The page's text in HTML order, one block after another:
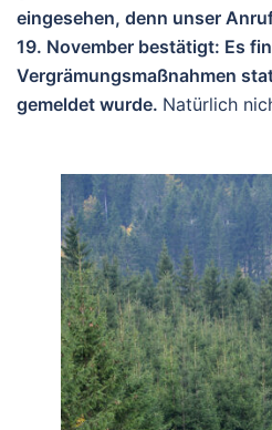
eingesehen, denn unser
19. November bestätigt: Es
Vergrämungsmaßnahmen
gemeldet wurde. Natürlich